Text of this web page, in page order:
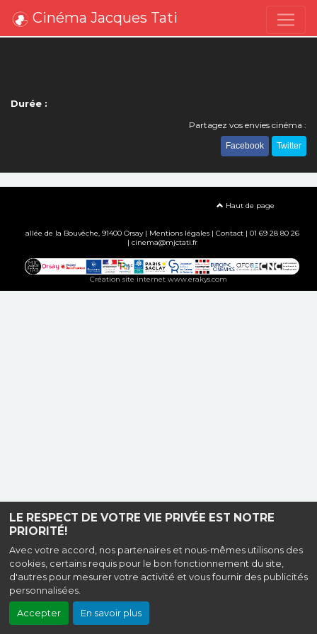
LE RESPECT DE VOTRE VIE PRIVÉE EST NOTRE
PRIORITÉ!
Avec votre accord, nos partenaires et nous-mêmes utilisons des
cookies, certains requis pour le bon fonctionnement du site,
d'autres pour mesurer votre activité et vous fournir des publicités
personnalisées.
Accepter En savoir plus
Cinéma Jacques Tati
Durée :
Partagez vos envies cinéma :
Facebook Twitter
Haut de page
allée de la Bouvêche, 91400 Orsay | Mentions légales| Contact| 01 69 28 80 26
| cinema@mjctati.fr
Création site internet www.erakys.com